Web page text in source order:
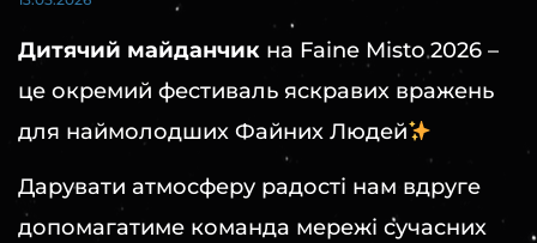
Дитячий майданчик на Faine Misto 2026 –
це окремий фестиваль яскравих вражень
для наймолодших Файних Людей
Дарувати атмосферу радості нам вдруге
допомагатиме команда мережі сучасних